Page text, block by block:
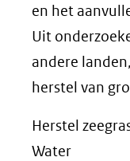
en het
Uit
andere
herstel van
Herstel
Water